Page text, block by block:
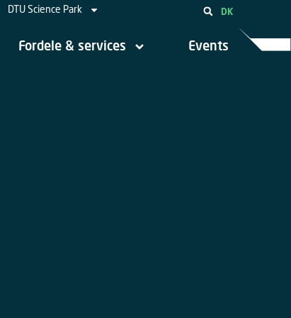
DTU Science Park DK
Fordele & services Events